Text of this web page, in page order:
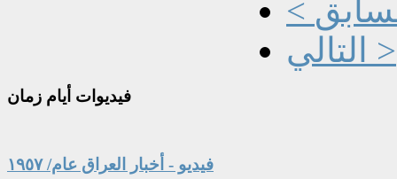
التالي >
فيديوات أيام زمان
فيديو - أخبار العراق عام/ ١٩٥٧